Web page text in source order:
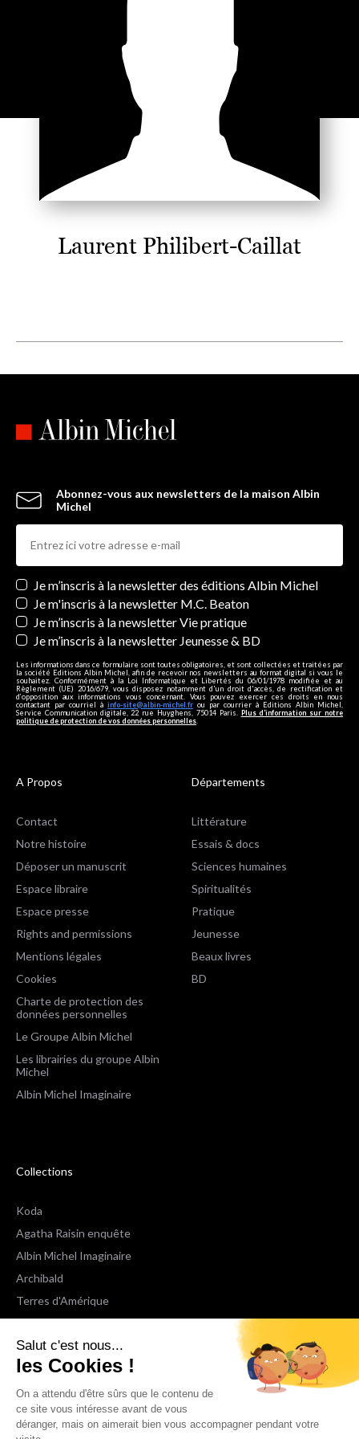
Salut c'est nous...
les Cookies !
On a attendu d'être sûrs que le contenu de
ce site vous intéresse avant de vous
déranger, mais on aimerait bien vous accompagner pendant votre
Laurent Philibert-Caillat
Abonnez-vous aux newsletters de la maison Albin
Michel
Newsletters
Je m’inscris à la newsletter des éditions Albin Michel
Je m'inscris à la newsletter M.C. Beaton
Je m’inscris à la newsletter Vie pratique
Je m’inscris à la newsletter Jeunesse & BD
Les informations dans ce formulaire sont toutes obligatoires, et sont collectées et traitées par
la société Editions Albin Michel, afin de recevoir nos newsletters au format digital si vous le
souhaitez. Conformément à la Loi Informatique et Libertés du 06/01/1978 modifiée et au
Règlement (UE) 2016/679, vous disposez notamment d'un droit d'accès, de rectification et
d’opposition aux informations vous concernant. Vous pouvez exercer ces droits en nous
contactant par courriel à info-site@albin-michel.fr ou par courrier à Editions Albin Michel,
Service Communication digitale, 22 rue Huyghens, 75014 Paris. Plus d’information sur notre
politique de protection de vos données personnelles
A Propos
Contact
Notre histoire
Déposer un manuscrit
Espace libraire
Espace presse
Rights and permissions
Mentions légales
Cookies
Charte de protection des
données personnelles
Le Groupe Albin Michel
Les librairies du groupe Albin
Michel
Albin Michel Imaginaire
Départements
Littérature
Essais & docs
Sciences humaines
Spiritualités
Pratique
Jeunesse
Beaux livres
BD
Collections
Koda
Agatha Raisin enquête
Albin Michel Imaginaire
Archibald
Terres d'Amérique
Espaces Libres Poche
NOX
Wiz
Voir toutes les collections
Nous suivre